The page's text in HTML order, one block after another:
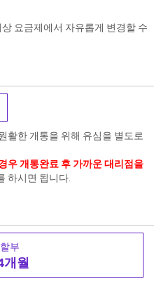
요금제에서 자유롭게 변경할 수
활한 개통을 위해 유심을 별도로
우 개통완료 후 가까운 대리점을
하시면 됩니다.
할부
개월